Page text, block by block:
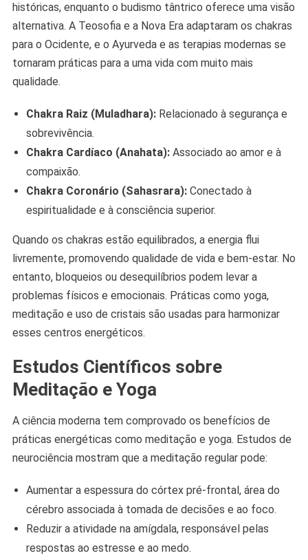
históricas, enquanto o budismo tântrico oferece uma visão
alternativa. A Teosofia e a Nova Era adaptaram os chakras
para o Ocidente, e o Ayurveda e as terapias modernas se
tornaram práticas para a uma vida com muito mais
qualidade.
Chakra Raiz (Muladhara):Relacionado à segurança e
sobrevivência.
Chakra Cardíaco (Anahata):Associado ao amor e à
compaixão.
Chakra Coronário (Sahasrara):Conectado à
espiritualidade e à consciência superior.
Quando os chakras estão equilibrados, a energia flui
livremente, promovendo qualidade de vida e bem-estar. No
entanto, bloqueios ou desequilíbrios podem levar a
problemas físicos e emocionais. Práticas como yoga,
meditação e uso de cristais são usadas para harmonizar
esses centros energéticos.
Estudos Científicos sobre
Meditação e Yoga
A ciência moderna tem comprovado os benefícios de
práticas energéticas como meditação e yoga. Estudos de
neurociência mostram que a meditação regular pode:
Aumentar a espessura do córtex pré-frontal, área do
cérebro associada à tomada de decisões e ao foco.
Reduzir a atividade na amígdala, responsável pelas
respostas ao estresse e ao medo.